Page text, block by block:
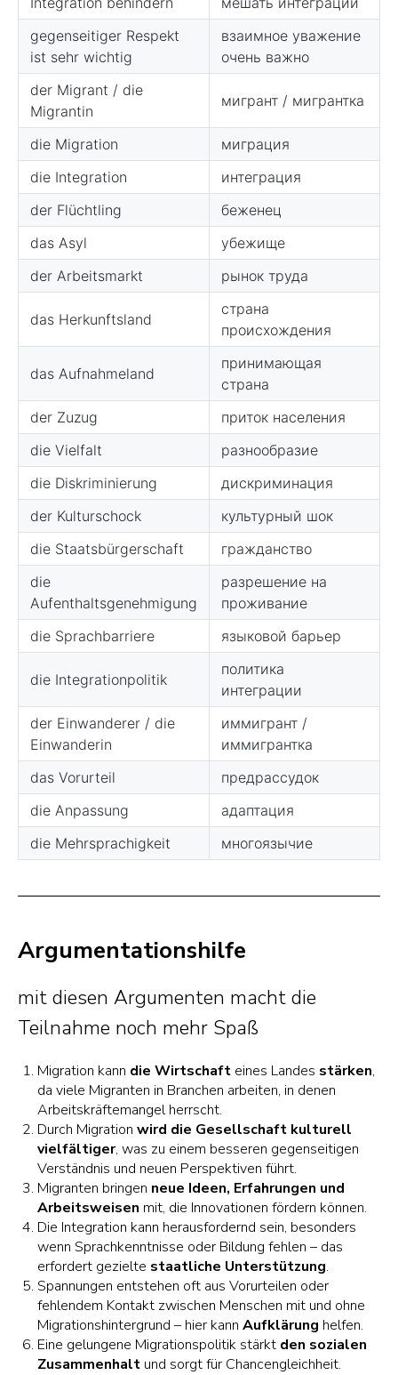
Argumentationshilfe
mit diesen Argumenten macht die
Teilnahme noch mehr Spaß
Migration kann die Wirtschaft eines Landes stärken,
da viele Migranten in Branchen arbeiten, in denen
Arbeitskräftemangel herrscht.
Durch Migration wird die Gesellschaft kulturell
vielfältiger, was zu einem besseren gegenseitigen
Verständnis und neuen Perspektiven führt.
Migranten bringen neue Ideen, Erfahrungen und
Arbeitsweisen mit, die Innovationen fördern können.
Die Integration kann herausfordernd sein, besonders
wenn Sprachkenntnisse oder Bildung fehlen – das
erfordert gezielte staatliche Unterstützung.
Spannungen entstehen oft aus Vorurteilen oder
fehlendem Kontakt zwischen Menschen mit und ohne
Migrationshintergrund – hier kann Aufklärung helfen.
Eine gelungene Migrationspolitik stärkt den sozialen
Zusammenhalt und sorgt für Chancengleichheit.